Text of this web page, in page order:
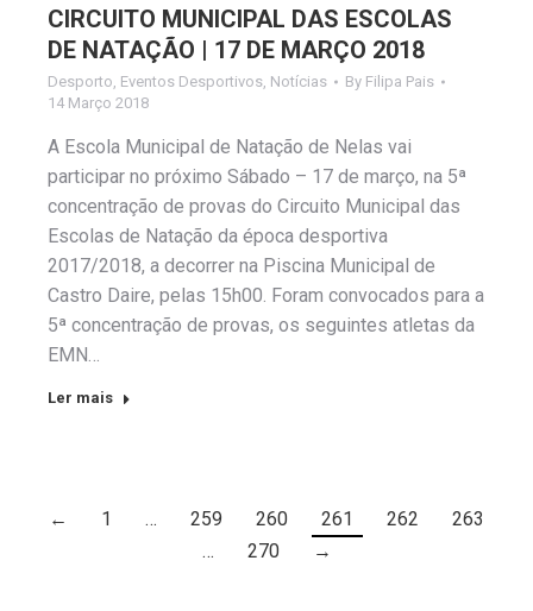
CIRCUITO MUNICIPAL DAS ESCOLAS
DE NATAÇÃO | 17 DE MARÇO 2018
Desporto Eventos Desportivos Notícias By Filipa Pais
14 Março 2018
A Escola Municipal de Natação de Nelas vai
participar no próximo Sábado – 17 de março, na 5ª
concentração de provas do Circuito Municipal das
Escolas de Natação da época desportiva
2017/2018, a decorrer na Piscina Municipal de
Castro Daire, pelas 15h00. Foram convocados para a
5ª concentração de provas, os seguintes atletas da
EMN…
Ler mais
← 1 … 259 260 261 262
263
…
270 →